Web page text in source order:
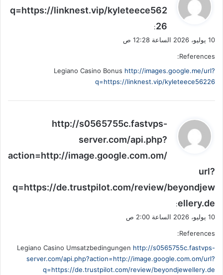
و
ل
q=https://linknest.vip/kyleteece562
26
:
10 يوليو، 2026 الساعة 12:28 ص
References:
Legiano Casino Bonus http://images.google.me/url?
q=https://linknest.vip/kyleteece56226
و
ل
http://s0565755c.fastvps-
server.com/api.php?
action=http://image.google.com.om/
url?
q=https://de.trustpilot.com/review/beyondjew
ellery.de
:
10 يوليو، 2026 الساعة 2:00 ص
References:
Legiano Casino Umsatzbedingungen http://s0565755c.fastvps-
server.com/api.php?action=http://image.google.com.om/url?
q=https://de.trustpilot.com/review/beyondjewellery.de